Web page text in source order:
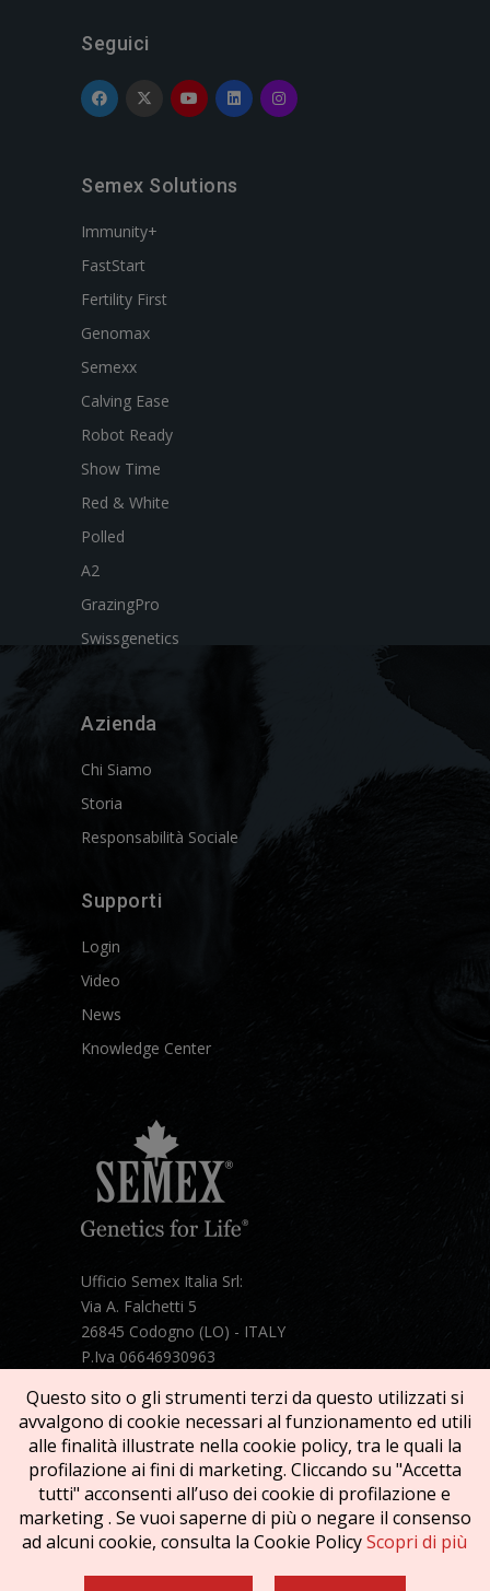
Seguici
Semex Solutions
Immunity+
FastStart
Fertility First
Genomax
Semexx
Calving Ease
Robot Ready
Show Time
Red & White
Polled
A2
GrazingPro
Swissgenetics
Azienda
Chi Siamo
Storia
Responsabilità Sociale
Supporti
Login
Video
News
Knowledge Center
Ufficio Semex Italia Srl:
Via A. Falchetti 5
26845 Codogno (LO) - ITALY
P.Iva 06646930963
Mail: semex@semexitalia.it
Guarda la mappa
Questo sito o gli strumenti terzi da questo utilizzati si
avvalgono di cookie necessari al funzionamento ed utili
alle finalità illustrate nella cookie policy, tra le quali la
profilazione ai fini di marketing. Cliccando su "Accetta
tutti" acconsenti all’uso dei cookie di profilazione e
marketing . Se vuoi saperne di più o negare il consenso
ad alcuni cookie, consulta la Cookie PolicyScopri di più